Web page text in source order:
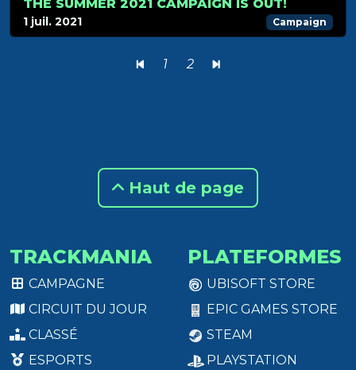
THE SUMMER 2021 CAMPAIGN IS OUT!
1 juil. 2021 Campaign
1 2
Haut de page
TRACKMANIA
CAMPAGNE
CIRCUIT DU JOUR
CLASSÉ
ESPORTS
PLATEFORMES
UBISOFT STORE
EPIC GAMES STORE
STEAM
PLAYSTATION